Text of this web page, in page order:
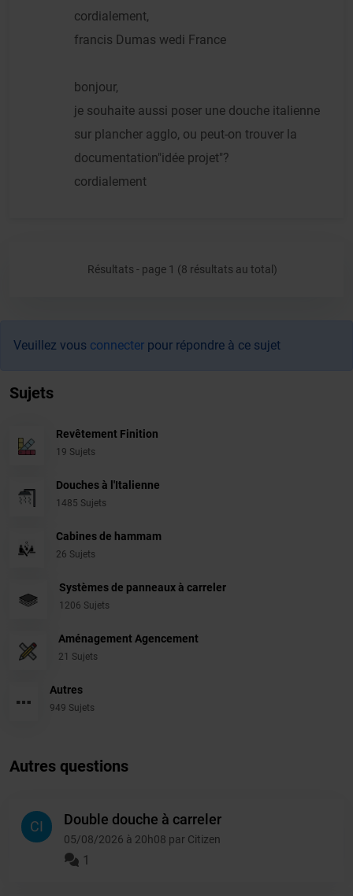
cordialement,
francis Dumas wedi France
bonjour,
je souhaite aussi poser une douche italienne
sur plancher agglo, ou peut-on trouver la
documentation"idée projet"?
cordialement
Résultats - page 1 (8 résultats au total)
Veuillez vous connecter pour répondre à ce sujet
Sujets
Revêtement Finition
19 Sujets
Douches à l'Italienne
1485 Sujets
Cabines de hammam
26 Sujets
Systèmes de panneaux à carreler
1206 Sujets
Aménagement Agencement
21 Sujets
Autres
949 Sujets
Autres questions
CI Double douche à carreler
05/08/2026 à 20h08 par Citizen
1